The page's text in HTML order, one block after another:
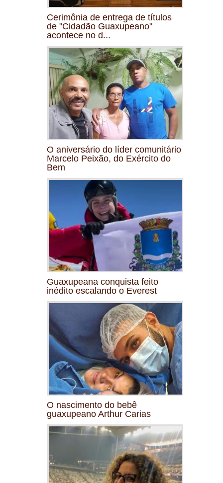
Cerimônia de entrega de títulos
de "Cidadão Guaxupeano"
acontece no d...
O aniversário do líder comunitário
Marcelo Peixão, do Exército do
Bem
Guaxupeana conquista feito
inédito escalando o Everest
O nascimento do bebê
guaxupeano Arthur Carias